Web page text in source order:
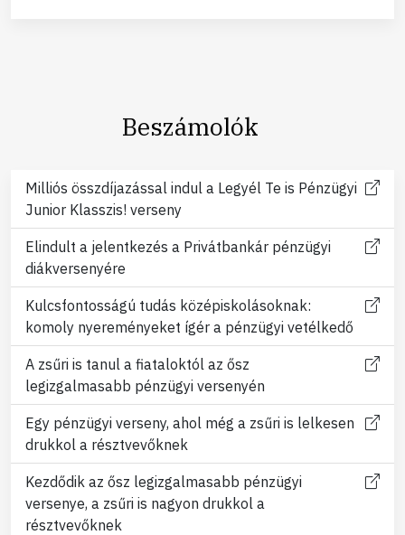
Beszámolók
Milliós összdíjazással indul a Legyél Te is Pénzügyi
Junior Klasszis! verseny
Elindult a jelentkezés a Privátbankár pénzügyi
diákversenyére
Kulcsfontosságú tudás középiskolásoknak:
komoly nyereményeket ígér a pénzügyi vetélkedő
A zsűri is tanul a fiataloktól az ősz
legizgalmasabb pénzügyi versenyén
Egy pénzügyi verseny, ahol még a zsűri is lelkesen
drukkol a résztvevőknek
Kezdődik az ősz legizgalmasabb pénzügyi
versenye, a zsűri is nagyon drukkol a
résztvevőknek